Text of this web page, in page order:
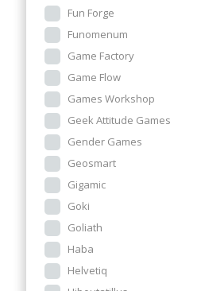
Fun Forge
Funomenum
Game Factory
Game Flow
Games Workshop
Geek Attitude Games
Gender Games
Geosmart
Gigamic
Goki
Goliath
Haba
Helvetiq